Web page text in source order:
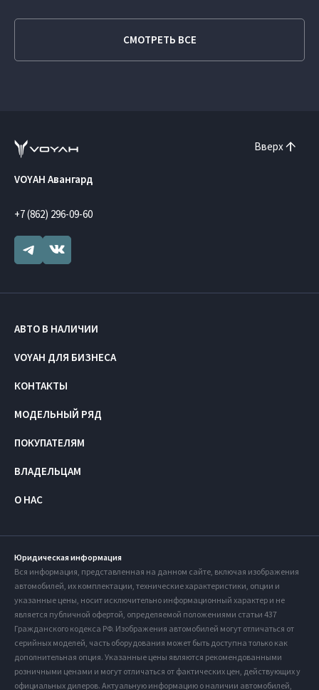
СМОТРЕТЬ ВСЕ
Вверх
VOYAH Авангард
+7 (862) 296-09-60
АВТО В НАЛИЧИИ
VOYAH ДЛЯ БИЗНЕСА
КОНТАКТЫ
МОДЕЛЬНЫЙ РЯД
ПОКУПАТЕЛЯМ
ВЛАДЕЛЬЦАМ
О НАС
Юридическая информация
Вся информация, представленная на данном сайте, включая изображения
автомобилей, их комплектации, технические характеристики, опции и
указанные цены, носит исключительно информационный характер и не
является публичной офертой, определяемой положениями статьи 437
Гражданского кодекса РФ. Изображения автомобилей могут отличаться от
серийных моделей, часть оборудования может быть доступна только как
дополнительная опция. Указанные цены являются рекомендованными
розничными ценами и могут отличаться от фактических цен, действующих у
официальных дилеров. Актуальную информацию о наличии автомобилей,